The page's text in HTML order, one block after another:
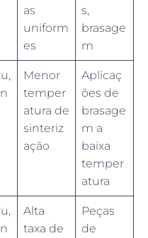
as
uniform
es
s,
brasage
m
Menor
temper
atura de
sinteriz
ação
Aplicaç
ões de
brasage
m a
baixa
temper
atura
Alta
taxa de
Peças
de